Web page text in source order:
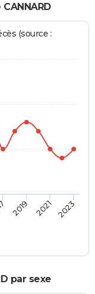
(source :
2019 2021 2023
par sexe